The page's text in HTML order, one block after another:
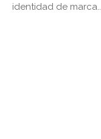
identidad de marca..